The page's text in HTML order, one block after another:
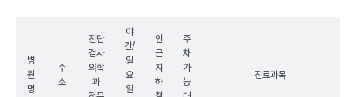
병
원
명
주
소
진단
검사
의학
과
야
간/
일
요
일
인
근
지
하
주
차
가
능
진료과목